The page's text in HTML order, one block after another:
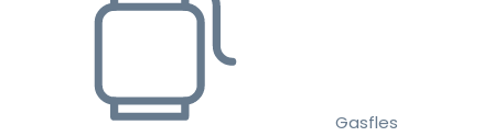
Gasfles